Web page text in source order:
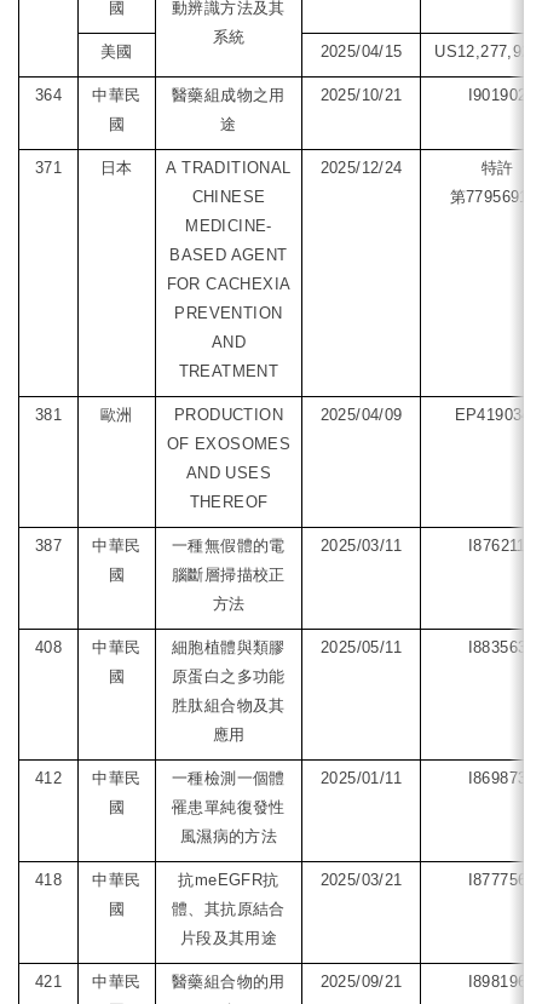
國
動辨識方法及其
系統
美國 2025/04/15
364
中華民
國
醫藥組成物之用
途
2025/10/21 I901902
371 日本
A TRADITIONAL
CHINESE
MEDICINE-
BASED AGENT
FOR CACHEXIA
PREVENTION
AND
TREATMENT
2025/12/24
特許
第7795691
381 歐洲
PRODUCTION
OF EXOSOMES
AND USES
THEREOF
2025/04/09 EP4190349
387
中華民
國
一種無假體的電
腦斷層掃描校正
方法
2025/03/11 I876211
408
中華民
國
細胞植體與類膠
原蛋白之多功能
胜肽組合物及其
應用
2025/05/11 I883563
412
中華民
國
一種檢測一個體
罹患單純復發性
風濕病的方法
2025/01/11 I869873
418
中華民
國
抗meEGFR抗
體、其抗原結合
片段及其用途
2025/03/21 I877756
421
中華民
醫藥組合物的用
2025/09/21 I898196